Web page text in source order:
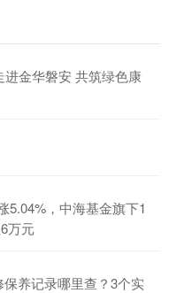
进金华磐安 共筑绿色康
5.04%，中海基金旗下1
万元
养记录哪里查？3个实